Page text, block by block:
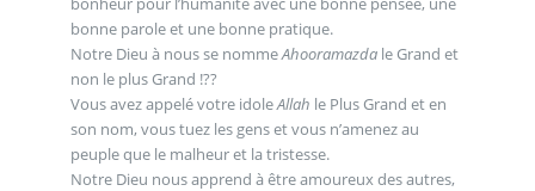
bonne parole et une bonne pratique.
Notre Dieu à nous se nommeAhooramazdale Grand et
non le plus Grand !??
Vous avez appelé votre idoleAllah le Plus Grand et en
son nom, vous tuez les gens et vous n’amenez au
peuple que le malheur et la tristesse.
Notre Dieu nous apprend à être amoureux des autres,